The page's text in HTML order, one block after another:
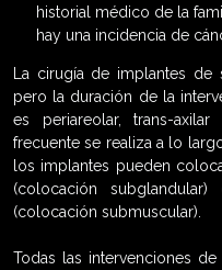
historial médico de la
hay una incidencia de
La cirugía de implantes
pero la duración de la
es periareolar, trans-
frecuente se realiza a lo
los implantes pueden
(colocación
(colocación submuscular).
Todas las intervenciones